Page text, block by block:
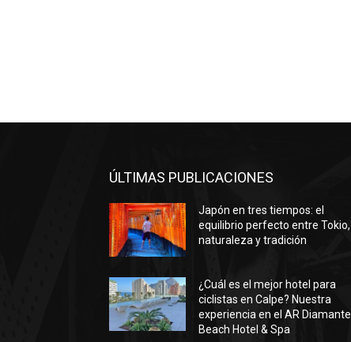
ÚLTIMAS PUBLICACIONES
Japón en tres tiempos: el
equilibrio perfecto entre Tokio,
naturaleza y tradición
¿Cuál es el mejor hotel para
ciclistas en Calpe? Nuestra
experiencia en el AR Diamante
Beach Hotel & Spa